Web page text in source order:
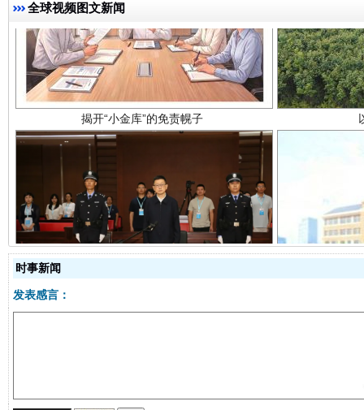
全球视频图文新闻揭开“小金库”的免责幌子
受贿1.44亿！段成刚被判无期 从幼
时事新闻
发表感言：